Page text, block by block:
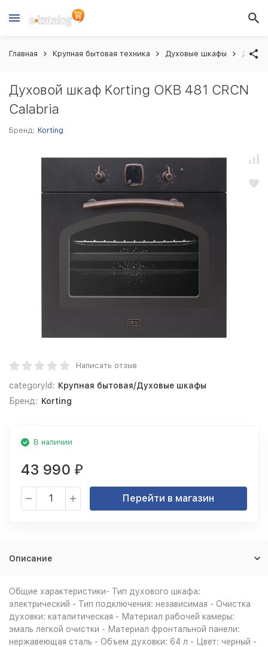
Главная Крупная бытовая техника Духовые шкафы
Духовой шкаф Korting OKB 481 CRCN
Calabria
Бренд: Korting
Написать отзыв
categoryId: Крупная бытовая/Духовые шкафы
Бренд: Korting
В наличии
43 990 ₽
Перейти в магазин
Описание
Общие характеристики- Тип духового шкафа:
электрический - Тип подключения: независимая - Очистка
духовки: каталитическая - Материал рабочей камеры:
эмаль легкой очистки - Материал фронтальной панели:
нержавеющая сталь - Объем духовки: 64 л - Цвет: черный -